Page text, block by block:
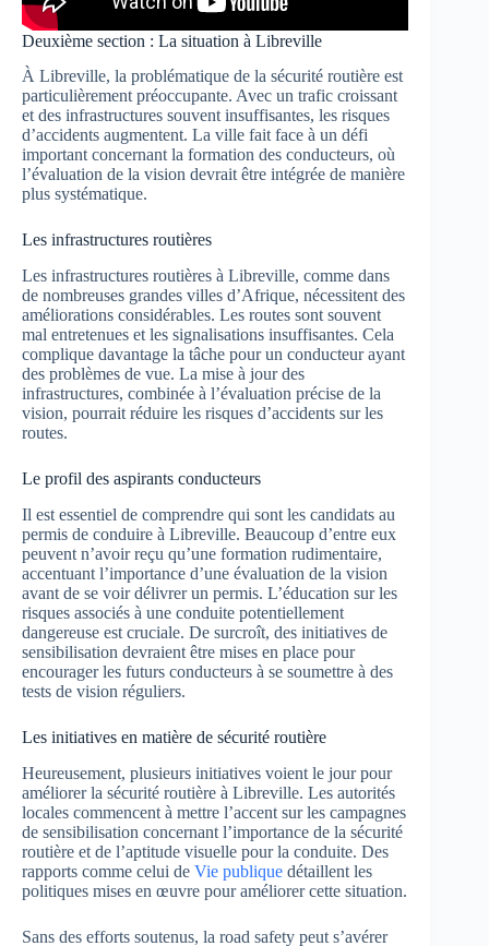
Deuxième section : La situation à Libreville
À Libreville, la problématique de la sécurité routière est
particulièrement préoccupante. Avec un trafic croissant
et des infrastructures souvent insuffisantes, les risques
d’accidents augmentent. La ville fait face à un défi
important concernant la formation des conducteurs, où
l’évaluation de la vision devrait être intégrée de manière
plus systématique.
Les infrastructures routières
Les infrastructures routières à Libreville, comme dans
de nombreuses grandes villes d’Afrique, nécessitent des
améliorations considérables. Les routes sont souvent
mal entretenues et les signalisations insuffisantes. Cela
complique davantage la tâche pour un conducteur ayant
des problèmes de vue. La mise à jour des
infrastructures, combinée à l’évaluation précise de la
vision, pourrait réduire les risques d’accidents sur les
routes.
Le profil des aspirants conducteurs
Il est essentiel de comprendre qui sont les candidats au
permis de conduire à Libreville. Beaucoup d’entre eux
peuvent n’avoir reçu qu’une formation rudimentaire,
accentuant l’importance d’une évaluation de la vision
avant de se voir délivrer un permis. L’éducation sur les
risques associés à une conduite potentiellement
dangereuse est cruciale. De surcroît, des initiatives de
sensibilisation devraient être mises en place pour
encourager les futurs conducteurs à se soumettre à des
tests de vision réguliers.
Les initiatives en matière de sécurité routière
Heureusement, plusieurs initiatives voient le jour pour
améliorer la sécurité routière à Libreville. Les autorités
locales commencent à mettre l’accent sur les campagnes
de sensibilisation concernant l’importance de la sécurité
routière et de l’aptitude visuelle pour la conduite. Des
rapports comme celui de Vie publique détaillent les
politiques mises en œuvre pour améliorer cette situation.
Sans des efforts soutenus, la road safety peut s’avérer